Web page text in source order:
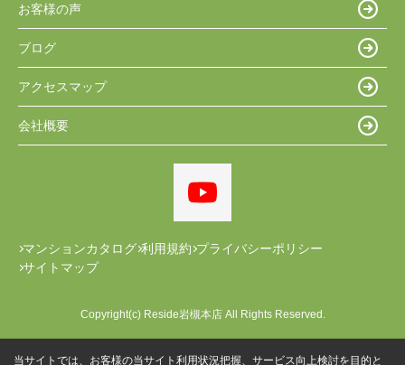
お客様の声
ブログ
アクセスマップ
会社概要
マンションカタログ 利用規約 プライバシーポリシー
サイトマップ
Copyright(c) Reside岩槻本店 All Rights Reserved.
当サイトでは、お客様の当サイト利用状況把握、サービス向上検討を目的と